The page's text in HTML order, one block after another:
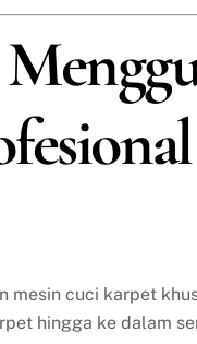
mesin cuci karpet
hingga ke dalam